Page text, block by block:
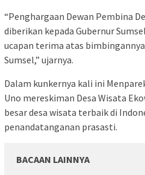
“Penghargaan Dewan Pembina
diberikan kepada Gubernur
ucapan terima atas
Sumsel,” ujarnya.
Dalam kunkernya kali ini
Uno mereskiman Desa Wisata
besar desa wisata terbaik di
penandatanganan prasasti.
BACAAN LAINNYA